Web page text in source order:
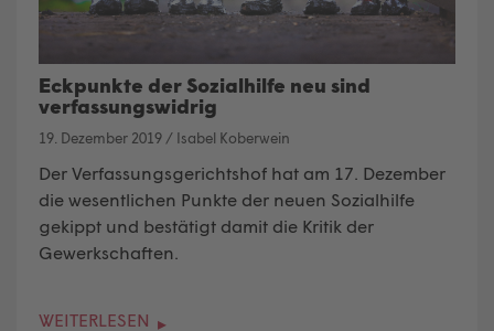
Eckpunkte der Sozialhilfe neu sind
verfassungswidrig
19. Dezember 2019 / Isabel Koberwein
Der Verfassungsgerichtshof hat am 17. Dezember
die wesentlichen Punkte der neuen Sozialhilfe
gekippt und bestätigt damit die Kritik der
Gewerkschaften.
WEITERLESEN